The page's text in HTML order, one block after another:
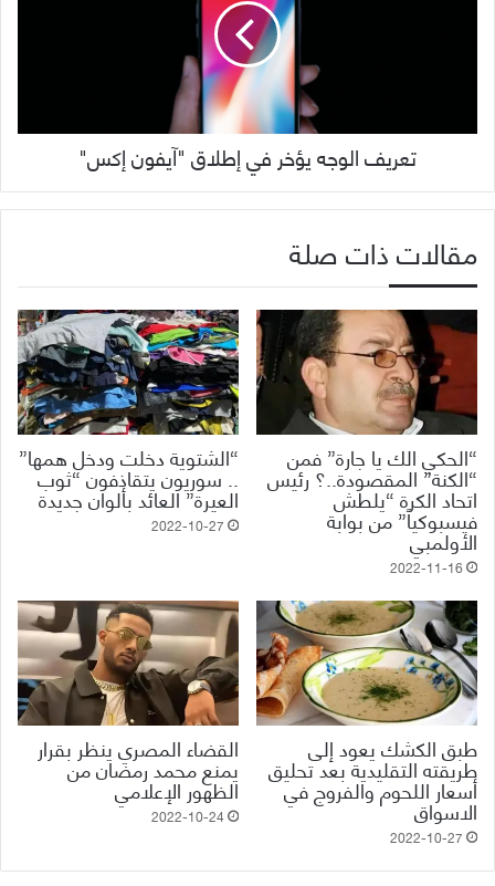
تعريف الوجه يؤخر في إطلاق "آيفون إكس"
مقالات ذات صلة
“الحكي الك يا جارة” فمن
“الكنة” المقصودة..؟ رئيس
اتحاد الكرة “يلطش
فيسبوكياً” من بوابة
الأولمبي
2022-11-16
“الشتوية دخلت ودخل همها”
.. سوريون يتقاذفون “ثوب
العيرة” العائد بألوان جديدة
2022-10-27
طبق الكشك يعود إلى
طريقته التقليدية بعد تحليق
أسعار اللحوم والفروج في
الاسواق
2022-10-27
القضاء المصري ينظر بقرار
يمنع محمد رمضان من
الظهور الإعلامي
2022-10-24